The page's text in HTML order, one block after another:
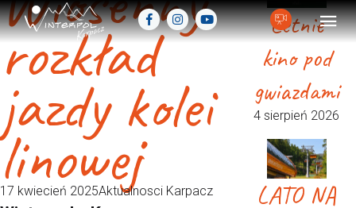
rozkład
jazdy kolei
linowej
17 kwiecień 2025Aktualnosci Karpacz
Letnie
kino pod
gwiazdami
4 sierpień 2026
LATO NA